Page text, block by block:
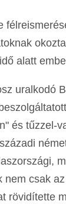
alatt
uralkodó
és tűzzel-
nem csak
rövidítette